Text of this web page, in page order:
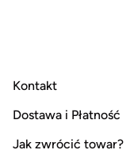
Kontakt
Dostawa i Płatność
Jak zwrócić towar?